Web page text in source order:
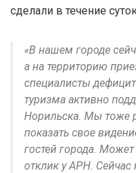
сделали в течение
«В нашем городе
а на территорию
специалисты
туризма активно
Норильска. Мы тоже
показать свое
гостей города.
отклик у АРН. Сейчас